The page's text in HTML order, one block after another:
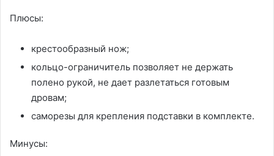
Плюсы:
крестообразный нож;
кольцо-ограничитель позволяет не держать
полено рукой, не дает разлетаться готовым
дровам;
саморезы для крепления подставки в комплекте.
Минусы: